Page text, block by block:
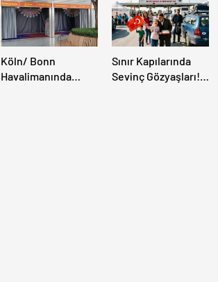
Köln/ Bonn
Havalimanında
Sınır Kapılarında
Sevinç Gözyaşları!